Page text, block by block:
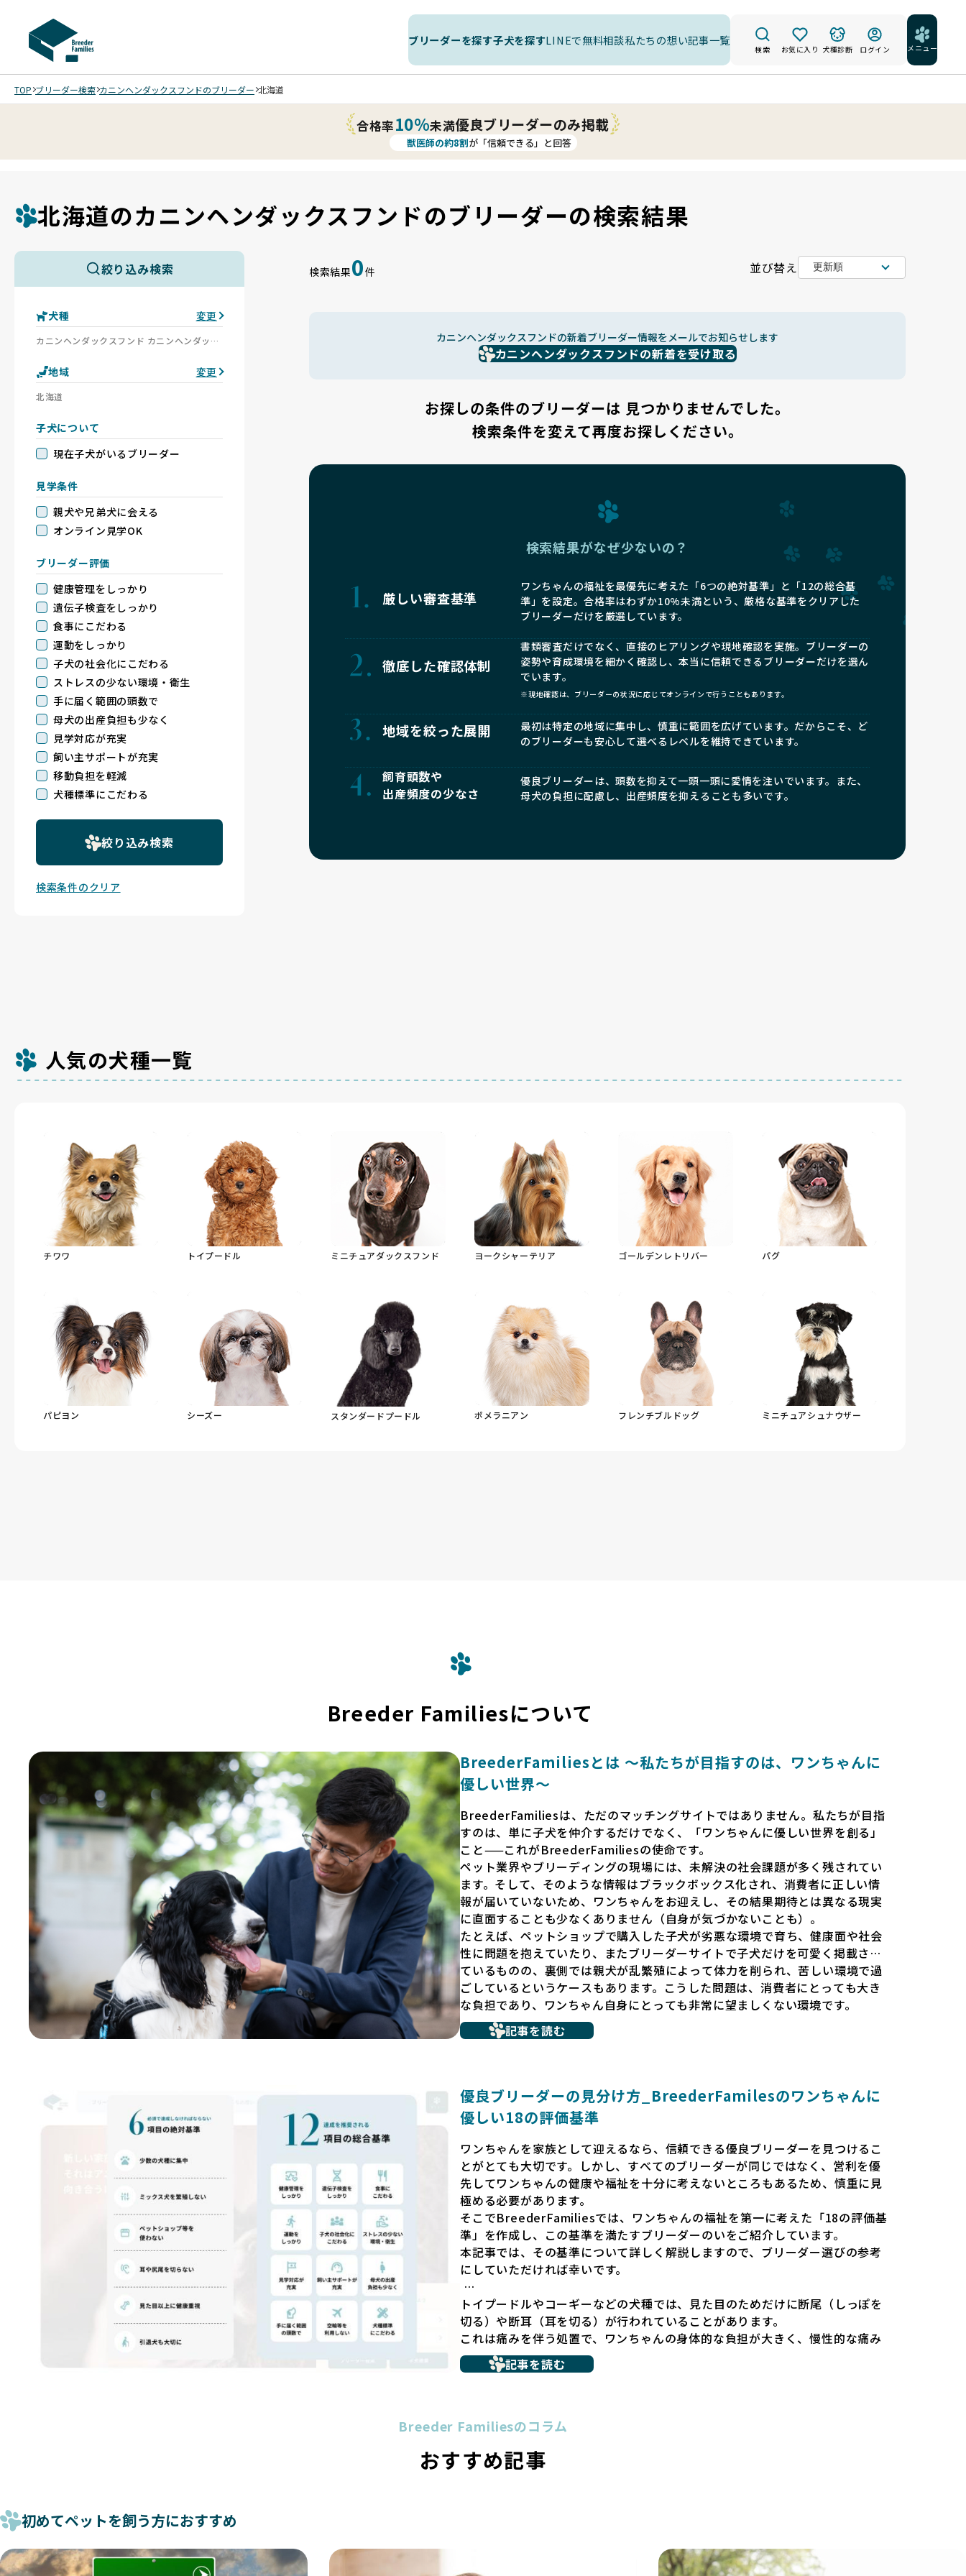
ブリーダーを探す子犬を探すLINEで無料相談私たちの想い記事一覧
検索 お気に入り 犬種診断 ログイン メニュー
TOP ブリーダー検索 カニンヘンダックスフンドのブリーダー 北海道
合格率10%未満優良ブリーダーのみ掲載
獣医師の約8割が「信頼できる」と回答
北海道のカニンヘンダックスフンドのブリーダーの検索結果
絞り込み検索
犬種 変更
カニンヘンダックスフンド カニンヘンダックスフンド(ロング) カニンヘンダックスフンド(ワイアー) カニンヘンダックスフンド(スムース)
地域 変更
北海道
子犬について
現在子犬がいるブリーダー
見学条件
親犬や兄弟犬に会える
オンライン見学OK
ブリーダー評価
健康管理をしっかり
遺伝子検査をしっかり
食事にこだわる
運動をしっかり
子犬の社会化にこだわる
ストレスの少ない環境・衛生
手に届く範囲の頭数で
母犬の出産負担も少なく
見学対応が充実
飼い主サポートが充実
移動負担を軽減
犬種標準にこだわる
絞り込み検索
検索条件のクリア
検索結果0件 並び替え
カニンヘンダックスフンドの新着ブリーダー情報をメールでお知らせします
カニンヘンダックスフンドの新着を受け取る
お探しの条件のブリーダーは 見つかりませんでした。
検索条件を変えて再度お探しください。
検索結果がなぜ少ないの？
厳しい審査基準
ワンちゃんの福祉を最優先に考えた「6つの絶対基準」と「12の総合基
準」を設定。合格率はわずか10%未満という、厳格な基準をクリアした
ブリーダーだけを厳選しています。
徹底した確認体制
書類審査だけでなく、直接のヒアリングや現地確認を実施。ブリーダーの
姿勢や育成環境を細かく確認し、本当に信頼できるブリーダーだけを選ん
でいます。
※現地確認は、ブリーダーの状況に応じてオンラインで行うこともあります。
地域を絞った展開
最初は特定の地域に集中し、慎重に範囲を広げています。だからこそ、ど
のブリーダーも安心して選べるレベルを維持できています。
飼育頭数や
出産頻度の少なさ
優良ブリーダーは、頭数を抑えて一頭一頭に愛情を注いでいます。また、
母犬の負担に配慮し、出産頻度を抑えることも多いです。
人気の犬種一覧
チワワ トイプードル ミニチュアダックスフンド ヨークシャーテリア ゴールデンレトリバー パグ
パピヨン シーズー スタンダードプードル ポメラニアン フレンチブルドッグ ミニチュアシュナウザー
Breeder Familiesについて
BreederFamiliesとは 〜私たちが目指すのは、ワンちゃんに
優しい世界〜
BreederFamiliesは、ただのマッチングサイトではありません。私たちが目指
すのは、単に子犬を仲介するだけでなく、「ワンちゃんに優しい世界を創る」
こと——これがBreederFamiliesの使命です。
ペット業界やブリーディングの現場には、未解決の社会課題が多く残されてい
ます。そして、そのような情報はブラックボックス化され、消費者に正しい情
報が届いていないため、ワンちゃんをお迎えし、その結果期待とは異なる現実
に直面することも少なくありません（自身が気づかないことも）。
たとえば、ペットショップで購入した子犬が劣悪な環境で育ち、健康面や社会
性に問題を抱えていたり、またブリーダーサイトで子犬だけを可愛く掲載され
ているものの、裏側では親犬が乱繁殖によって体力を削られ、苦しい環境で過
ごしているというケースもあります。こうした問題は、消費者にとっても大き
な負担であり、ワンちゃん自身にとっても非常に望ましくない環境です。
だからこそ、私たちは正しい情報と安心して選べる場所を提供すべきだと考え
ています。BreederFamiliesでは、ワンちゃんを家族のように愛する「優良ブ
選べる環境を整えています。
そして、消費者の皆様が正しい情報をもとに優良ブリーダーを求めることで、
ワンちゃんを家族のように愛する優良ブリーダーが増え、営利優先の「悪徳ブ
リーダー」が自然と淘汰される社会を目指しています。目の前の子犬だけでな
く、親犬や引退犬も大切にされる環境を作り上げ、すべてのワンちゃんに優し
い世界を築いていきたいと考えています。
ペットショップでの生体販売では、ワンちゃんが健やかに成長するための環境
が十分に整っていない場合が多く、販売までの間に過密な環境や長距離移動の
ストレスを受けることが少なくありません。このような環境は、健康リスクや
社会性の問題につながりやすく、ワンちゃんにとっても望ましいとは言えませ
ん。
こうした背景から、BreederFamiliesはペットショップを介さない直接販売を
採用するとともに、ペットオークションやペットショップを利用するブリーダ
ーの掲載も行ってしません。
ペットショップを避けた方がいい理由の詳細はこちら
グ環境の最低限を定めるものに過ぎず、ワンちゃんの心身の福祉やブリーダー
の責任ある姿勢を十分に保障するものではありません。そのため、厳格なチェ
ックを経ていないブリーダーが掲載されることも少なくなく、消費者にとって
選択の判断が難しい現状があります。
BreederFamiliesでは、ワンちゃんを大切にする「優良ブリーダー」のみを紹
記事を読む
優良ブリーダーの見分け方_BreederFamilesのワンちゃんに
優しい18の評価基準
ワンちゃんを家族として迎えるなら、信頼できる優良ブリーダーを見つけるこ
とがとても大切です。しかし、すべてのブリーダーが同じではなく、営利を優
先してワンちゃんの健康や福祉を十分に考えないところもあるため、慎重に見
極める必要があります。
そこでBreederFamiliesでは、ワンちゃんの福祉を第一に考えた「18の評価基
準」を作成し、この基準を満たすブリーダーのいをご紹介しています。
本記事では、その基準について詳しく解説しますので、ブリーダー選びの参考
にしていただければ幸いです。
トイプードルやコーギーなどの犬種では、見た目のためだけに断尾（しっぽを
切る）や断耳（耳を切る）が行われていることがあります。
これは痛みを伴う処置で、ワンちゃんの身体的な負担が大きく、慢性的な痛み
や不安感を引き起こす可能性もあります。また、しっぽや耳はワンちゃんの重
要なコミュニケーション手段でもあるため、切断されることで他の犬や人間と
われる場合があります。
断尾・断耳を行いません。
犬種ごとに異なる健康リスクや育て方のポイントを理解し、適切に対応するた
記事を読む
Breeder Familiesのコラム
おすすめ記事
初めてペットを飼う方におすすめ